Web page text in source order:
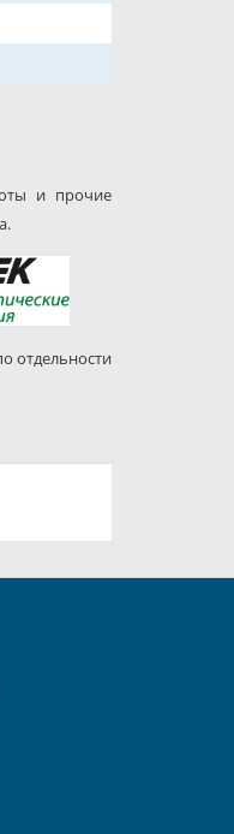
и прочие
отдельности